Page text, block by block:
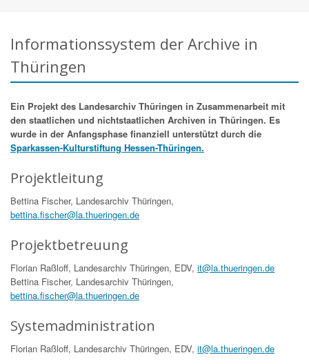
Informationssystem der Archive in
Thüringen
Ein Projekt des Landesarchiv Thüringen in Zusammenarbeit mit
den staatlichen und nichtstaatlichen Archiven in Thüringen. Es
wurde in der Anfangsphase finanziell unterstützt durch die
Sparkassen-Kulturstiftung Hessen-Thüringen.
Projektleitung
Bettina Fischer, Landesarchiv Thüringen,
bettina.fischer@la.thueringen.de
Projektbetreuung
Florian Raßloff, Landesarchiv Thüringen, EDV, it@la.thueringen.de
Bettina Fischer, Landesarchiv Thüringen,
bettina.fischer@la.thueringen.de
Systemadministration
Florian Raßloff, Landesarchiv Thüringen, EDV, it@la.thueringen.de